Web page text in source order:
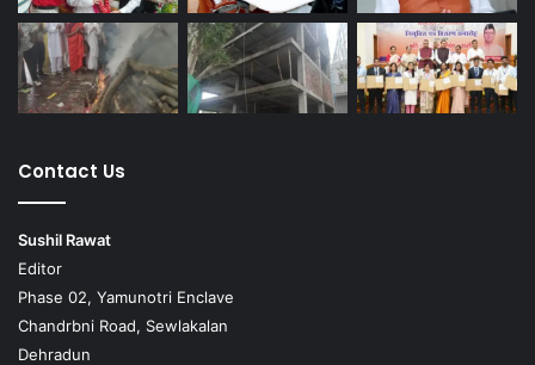
Contact Us
Sushil Rawat
Editor
Phase 02, Yamunotri Enclave
Chandrbni Road, Sewlakalan
Dehradun